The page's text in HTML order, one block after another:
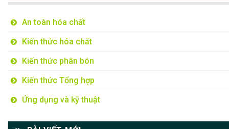
An toàn hóa chất
Kiến thức hóa chất
Kiến thức phân bón
Kiến thức Tổng hợp
Ứng dụng và kỹ thuật